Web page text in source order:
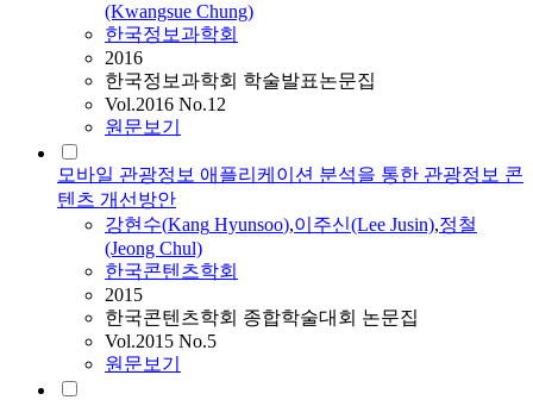
(Kwangsue Chung)
한국정보과학회
2016
한국정보과학회 학술발표논문집
Vol.2016 No.12
원문보기
모바일 관광정보 애플리케이션 분석을 통한 관광정보 콘
텐츠 개선방안
강현수(Kang Hyunsoo),이주신(Lee Jusin),정철
(Jeong Chul)
한국콘텐츠학회
2015
한국콘텐츠학회 종합학술대회 논문집
Vol.2015 No.5
원문보기